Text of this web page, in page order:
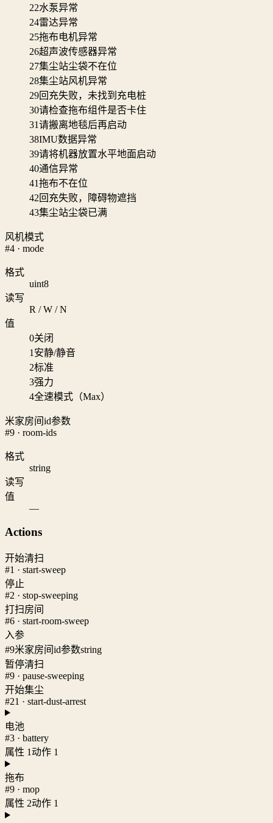
22水泵异常
24雷达异常
25拖布电机异常
26超声波传感器异常
27集尘站尘袋不在位
28集尘站风机异常
29回充失败，未找到充电桩
30请检查拖布组件是否卡住
31请搬离地毯后再启动
38IMU数据异常
39请将机器放置水平地面启动
40通信异常
41拖布不在位
42回充失败，障碍物遮挡
43集尘站尘袋已满
风机模式
#4 · mode
格式
uint8
读写
R / W / N
值
0关闭
1 安静/静音
2标准
3强力
4全速模式（Max）
米家房间id参数
#9 · room-ids
格式
string
读写
值
—
Actions
开始清扫
#1 · start-sweep
停止
#2 · stop-sweeping
打扫房间
#6 · start-room-sweep
入参
#9米家房间id参数string
暂停清扫
#9 · pause-sweeping
开始集尘
#21 · start-dust-arrest
电池
#3 · battery
属性 1动作 1
拖布
#9 · mop
属性 2动作 1